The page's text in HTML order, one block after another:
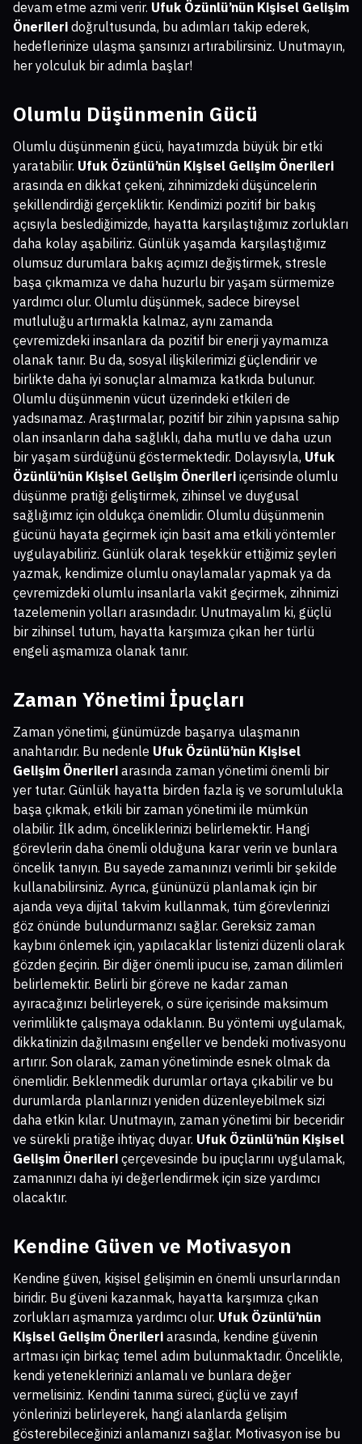
devam etme azmi verir. Ufuk Özünlü’nün Kişisel Gelişim
Önerileri doğrultusunda, bu adımları takip ederek,
hedeflerinize ulaşma şansınızı artırabilirsiniz. Unutmayın,
her yolculuk bir adımla başlar!
Olumlu Düşünmenin Gücü
Olumlu düşünmenin gücü, hayatımızda büyük bir etki
yaratabilir. Ufuk Özünlü’nün Kişisel Gelişim Önerileri
arasında en dikkat çekeni, zihnimizdeki düşüncelerin
şekillendirdiği gerçekliktir. Kendimizi pozitif bir bakış
açısıyla beslediğimizde, hayatta karşılaştığımız zorlukları
daha kolay aşabiliriz. Günlük yaşamda karşılaştığımız
olumsuz durumlara bakış açımızı değiştirmek, stresle
başa çıkmamıza ve daha huzurlu bir yaşam sürmemize
yardımcı olur. Olumlu düşünmek, sadece bireysel
mutluluğu artırmakla kalmaz, aynı zamanda
çevremizdeki insanlara da pozitif bir enerji yaymamıza
olanak tanır. Bu da, sosyal ilişkilerimizi güçlendirir ve
birlikte daha iyi sonuçlar almamıza katkıda bulunur.
Olumlu düşünmenin vücut üzerindeki etkileri de
yadsınamaz. Araştırmalar, pozitif bir zihin yapısına sahip
olan insanların daha sağlıklı, daha mutlu ve daha uzun
bir yaşam sürdüğünü göstermektedir. Dolayısıyla, Ufuk
Özünlü’nün Kişisel Gelişim Önerileri içerisinde olumlu
düşünme pratiği geliştirmek, zihinsel ve duygusal
sağlığımız için oldukça önemlidir. Olumlu düşünmenin
gücünü hayata geçirmek için basit ama etkili yöntemler
uygulayabiliriz. Günlük olarak teşekkür ettiğimiz şeyleri
yazmak, kendimize olumlu onaylamalar yapmak ya da
çevremizdeki olumlu insanlarla vakit geçirmek, zihnimizi
tazelemenin yolları arasındadır. Unutmayalım ki, güçlü
bir zihinsel tutum, hayatta karşımıza çıkan her türlü
engeli aşmamıza olanak tanır.
Zaman Yönetimi İpuçları
Zaman yönetimi, günümüzde başarıya ulaşmanın
anahtarıdır. Bu nedenle Ufuk Özünlü’nün Kişisel
Gelişim Önerileri arasında zaman yönetimi önemli bir
yer tutar. Günlük hayatta birden fazla iş ve sorumlulukla
başa çıkmak, etkili bir zaman yönetimi ile mümkün
olabilir. İlk adım, önceliklerinizi belirlemektir. Hangi
görevlerin daha önemli olduğuna karar verin ve bunlara
öncelik tanıyın. Bu sayede zamanınızı verimli bir şekilde
kullanabilirsiniz. Ayrıca, gününüzü planlamak için bir
ajanda veya dijital takvim kullanmak, tüm görevlerinizi
göz önünde bulundurmanızı sağlar. Gereksiz zaman
kaybını önlemek için, yapılacaklar listenizi düzenli olarak
gözden geçirin. Bir diğer önemli ipucu ise, zaman dilimleri
belirlemektir. Belirli bir göreve ne kadar zaman
ayıracağınızı belirleyerek, o süre içerisinde maksimum
verimlilikte çalışmaya odaklanın. Bu yöntemi uygulamak,
dikkatinizin dağılmasını engeller ve bendeki motivasyonu
artırır. Son olarak, zaman yönetiminde esnek olmak da
önemlidir. Beklenmedik durumlar ortaya çıkabilir ve bu
durumlarda planlarınızı yeniden düzenleyebilmek sizi
daha etkin kılar. Unutmayın, zaman yönetimi bir beceridir
ve sürekli pratiğe ihtiyaç duyar. Ufuk Özünlü’nün Kişisel
Gelişim Önerileri çerçevesinde bu ipuçlarını uygulamak,
zamanınızı daha iyi değerlendirmek için size yardımcı
olacaktır.
Kendine Güven ve Motivasyon
Kendine güven, kişisel gelişimin en önemli unsurlarından
biridir. Bu güveni kazanmak, hayatta karşımıza çıkan
zorlukları aşmamıza yardımcı olur. Ufuk Özünlü’nün
Kişisel Gelişim Önerileri arasında, kendine güvenin
artması için birkaç temel adım bulunmaktadır. Öncelikle,
kendi yeteneklerinizi anlamalı ve bunlara değer
vermelisiniz. Kendini tanıma süreci, güçlü ve zayıf
yönlerinizi belirleyerek, hangi alanlarda gelişim
gösterebileceğinizi anlamanızı sağlar. Motivasyon ise bu